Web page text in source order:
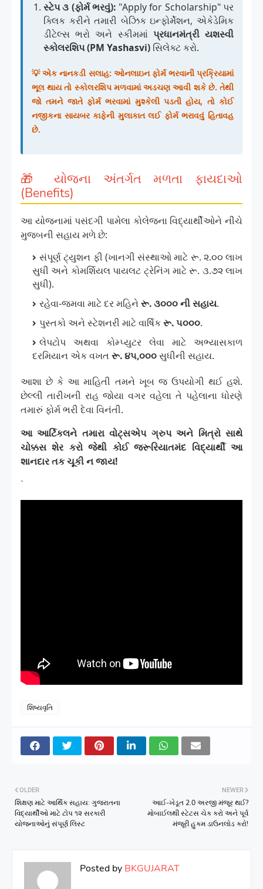
સ્ટેપ ૩ (ફોર્મ ભરવું): "Apply for Scholarship" પર
ક્લિક કરીને તમારી બેઝિક ઇન્ફોર્મેશન, એકેડેમિક
ડીટેલ્સ ભરો અને સ્કીમમાં પ્રધાનમંત્રી યશસ્વી
સ્કોલરશિપ (PM Yashasvi) સિલેક્ટ કરો.
💡 એક નાનકડી સલાહ: ઓનલાઇન ફોર્મ ભરવાની પ્રક્રિયામાં
ભૂલ થાય તો સ્કોલરશિપ મળવામાં અડચણ આવી શકે છે. તેથી
જો તમને જાતે ફોર્મ ભરવામાં મુશ્કેલી પડતી હોય, તો કોઈ
નજીકના સાયબર કાફેની મુલાકાત લઈ ફોર્મ ભરાવવું હિતાવહ
છે.
🎁 યોજના અંતર્ગત મળતા ફાયદાઓ
(Benefits)
આ યોજનામાં પસંદગી પામેલા કોલેજના વિદ્યાર્થીઓને નીચે
મુજબની સહાય મળે છે:
સંપૂર્ણ ટ્યુશન ફી (ખાનગી સંસ્થાઓ માટે રૂ. ૨.૦૦ લાખ
સુધી અને કોમર્શિયલ પાયલટ ટ્રેનિંગ માટે રૂ. ૩.૭૨ લાખ
સુધી).
રહેવા-જમવા માટે દર મહિને રૂ. ૩૦૦૦ ની સહાય.
પુસ્તકો અને સ્ટેશનરી માટે વાર્ષિકરૂ. ૫૦૦૦.
લેપટોપ અથવા કોમ્પ્યુટર લેવા માટે અભ્યાસકાળ
દરમિયાન એક વખત રૂ. ૪૫,૦૦૦સુધીની સહાય.
આશા છે કે આ માહિતી તમને ખૂબ જ ઉપયોગી થઈ હશે.
છેલ્લી તારીખની રાહ જોયા વગર વહેલા તે પહેલાના ધોરણે
તમારું ફોર્મ ભરી દેવા વિનંતી.
આ આર્ટિકલને તમારા વોટ્સએપ ગ્રુપ અને મિત્રો સાથે
ચોક્કસ શેર કરો જેથી કોઈ જરૂરિયાતમંદ વિદ્યાર્થી આ
શાનદાર તક ચૂકી ન જાય!
`
શિષ્યવૃતિ
NEWER
આઈ-ખેડૂત 2.0 અરજી મંજૂર થઈ?
મોબાઈલથી સ્ટેટસ ચેક કરો અને પૂર્વ
મંજૂરી હુકમ ડાઉનલોડ કરો!
OLDER
શિક્ષણ માટે આર્થિક સહાય: ગુજરાતના
વિદ્યાર્થીઓ માટે ટોપ ૧૨ સરકારી
યોજનાઓનું સંપૂર્ણ લિસ્ટ
Posted by BKGUJARAT